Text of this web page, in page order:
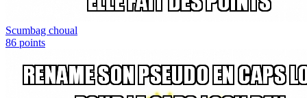
Scumbag choual
86 points